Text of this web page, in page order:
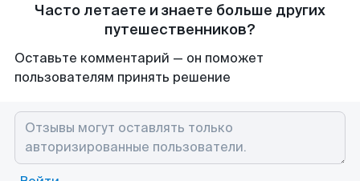
Часто летаете и знаете больше других
путешественников?
Оставьте комментарий — он поможет
пользователям принять решение